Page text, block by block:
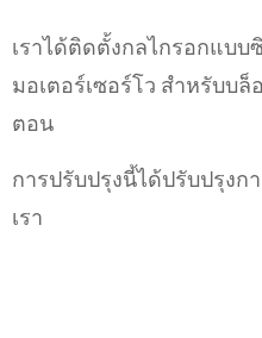
เราได้ติดตั้งกลไกรอกแบ
มอเตอร์เซอร์โว สําหรับบ
ตอน
การปรับปรุงนี้ได้ปรับปรุงก
เรา